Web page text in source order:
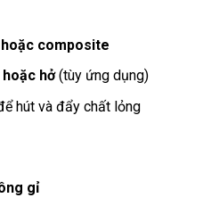
composite
hở(tùy ứng dụng)
hút và đẩy chất lỏng
gỉ